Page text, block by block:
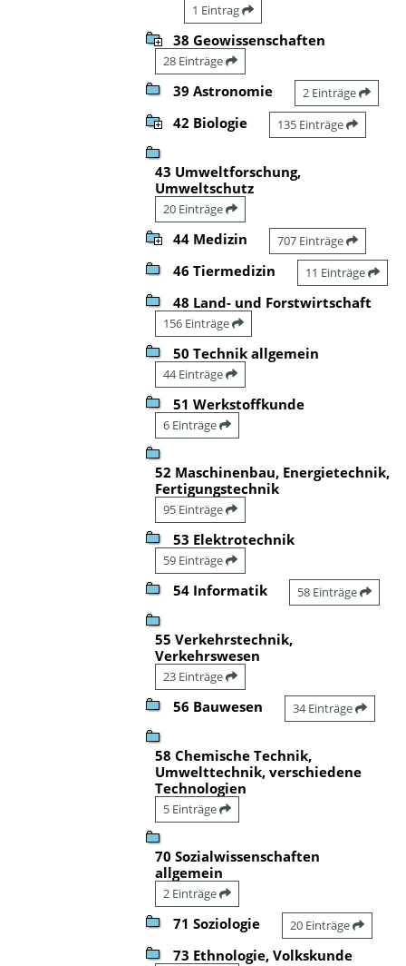
1 Eintrag
38 Geowissenschaften
28 Einträge
39 Astronomie 2 Einträge
42 Biologie 135 Einträge
43 Umweltforschung,
Umweltschutz
20 Einträge
44 Medizin 707 Einträge
46 Tiermedizin 11 Einträge
48 Land- und Forstwirtschaft
156 Einträge
50 Technik allgemein
44 Einträge
51 Werkstoffkunde
6 Einträge
52 Maschinenbau, Energietechnik,
Fertigungstechnik
95 Einträge
53 Elektrotechnik
59 Einträge
54 Informatik 58 Einträge
55 Verkehrstechnik,
Verkehrswesen
23 Einträge
56 Bauwesen 34 Einträge
58 Chemische Technik,
Umwelttechnik, verschiedene
Technologien
5 Einträge
70 Sozialwissenschaften
allgemein
2 Einträge
71 Soziologie 20 Einträge
73 Ethnologie, Volkskunde